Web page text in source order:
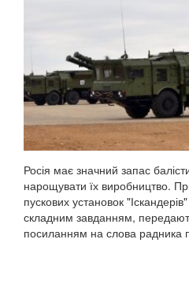
Росія має значний запас
нарощувати їх виробництво.
пускових установок
складним завданням,
посиланням на слова радника